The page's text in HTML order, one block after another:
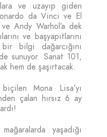
ve uzayıp giden
da Vinci ve El
Andy Warhol’a dek
ve başyapıtlarını
bilgi dağarcığını
sunuyor. Sanat 101,
hem de şaşırtacak.
Mona Lisa’yı
çalan hırsız 6 ay
yaşadığı